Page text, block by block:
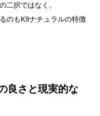
二択ではなく、
のもK9ナチュラルの特徴
良さと現実的な